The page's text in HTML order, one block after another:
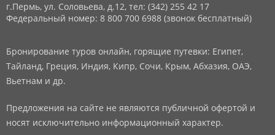
г.Пермь, ул. Соловьева, д.12, тел: (342) 255 42 17
Федеральный номер: 8 800 700 6988 (звонок бесплатный)
Бронирование туров онлайн, горящие путевки: Египет,
Тайланд, Греция, Индия, Кипр, Сочи, Крым, Абхазия, ОАЭ,
Вьетнам и др.
Предложения на сайте не являются публичной офертой и
носят исключительно информационный характер.